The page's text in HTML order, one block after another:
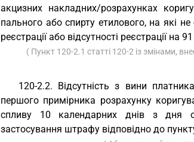
акцизних накладних/розрахунках
пального або спирту етилового, на які
реєстрації або відсутності реєстрації на
( Пункт 120-2.1 статті 120-2 із змінами,
120-2.2. Відсутність з вини
першого примірника розрахунку
спливу 10 календарних днів з дня
застосування штрафу відповідно до пункту